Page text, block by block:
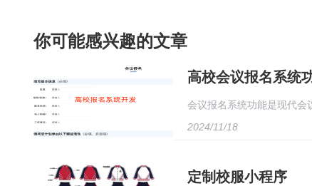
你可能感兴趣的文章
高校会议报名系统
会议报名系统功能是现代会
协调。首先，系统应具备用
2024/11/18
定制校服小程序